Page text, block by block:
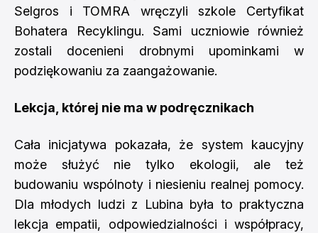
Selgros i TOMRA wręczyli szkole Certyfikat
Bohatera Recyklingu. Sami uczniowie również
zostali docenieni drobnymi upominkami w
podziękowaniu za zaangażowanie.
Lekcja, której nie ma w podręcznikach
Cała inicjatywa pokazała, że system kaucyjny
może służyć nie tylko ekologii, ale też
budowaniu wspólnoty i niesieniu realnej pomocy.
Dla młodych ludzi z Lubina była to praktyczna
lekcja empatii, odpowiedzialności i współpracy,